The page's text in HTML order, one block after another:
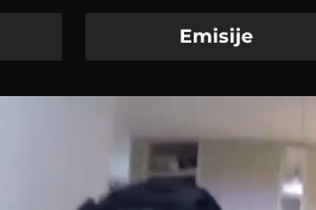
Emisije